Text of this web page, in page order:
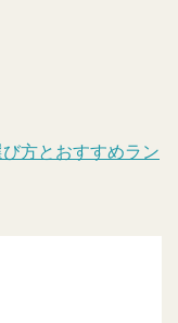
方とおすすめラン